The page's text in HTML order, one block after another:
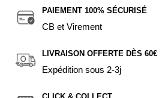
PAIEMENT 100% SÉCURISÉ
CB et Virement
LIVRAISON OFFERTE DÈS 60€
Expédition sous 2-3j